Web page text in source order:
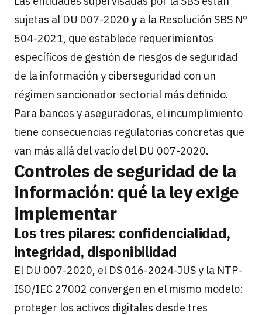
sujetas al DU 007-2020 y a la Resolución SBS N°
504-2021, que establece requerimientos
específicos de gestión de riesgos de seguridad
de la información y ciberseguridad con un
régimen sancionador sectorial más definido.
Para bancos y aseguradoras, el incumplimiento
tiene consecuencias regulatorias concretas que
van más allá del vacío del DU 007-2020.
Controles de seguridad de la
información: qué la ley exige
implementar
Los tres pilares: confidencialidad,
integridad, disponibilidad
El DU 007-2020, el DS 016-2024-JUS y la NTP-
ISO/IEC 27002 convergen en el mismo modelo:
proteger los activos digitales desde tres